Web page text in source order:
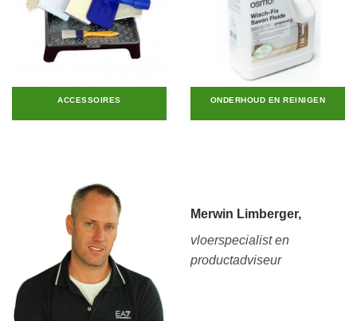
ACCESSOIRES ONDERHOUD EN REINIGEN
Merwin Limberger,
vloerspecialist en
productadviseur